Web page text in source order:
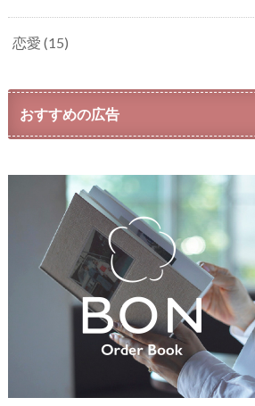
恋愛 (15)
おすすめの広告